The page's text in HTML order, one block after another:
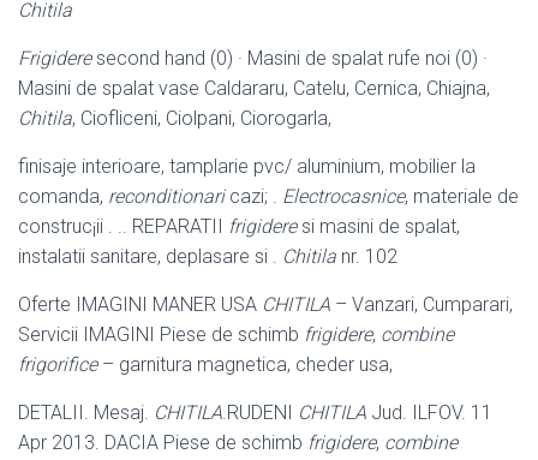
Chitila
Frigideresecond hand (0) · Masini de spalat rufe noi (0) ·
Masini de spalat vase Caldararu, Catelu, Cernica, Chiajna,
Chitila, Ciofliceni, Ciolpani, Ciorogarla,
finisaje interioare, tamplarie pvc/ aluminium, mobilier la
comanda, reconditionaricazi; . Electrocasnice, materiale de
construc¡ii . .. REPARATII
frigideresi masini de spalat,
instalatii sanitare, deplasare si . Chitila nr. 102
Oferte IMAGINI MANER USA CHITILA – Vanzari, Cumparari,
Servicii IMAGINI Piese de schimb frigidere, combine
frigorifice– garnitura magnetica, cheder usa,
DETALII. Mesaj. CHITILA.RUDENI CHITILA Jud. ILFOV. 11
Apr 2013. DACIA Piese de schimb frigidere, combine